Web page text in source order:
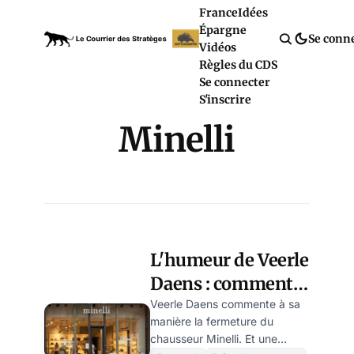
FranceIdées
Épargne
Vidéos
Règles du CDS
Se connecter
S'inscrire
Se
Minelli
L'humeur de Veerle
Daens : comment
la finance a tué
mes chaussures
Veerle Daens commente à sa
manière la fermeture du
chausseur Minelli. Et une